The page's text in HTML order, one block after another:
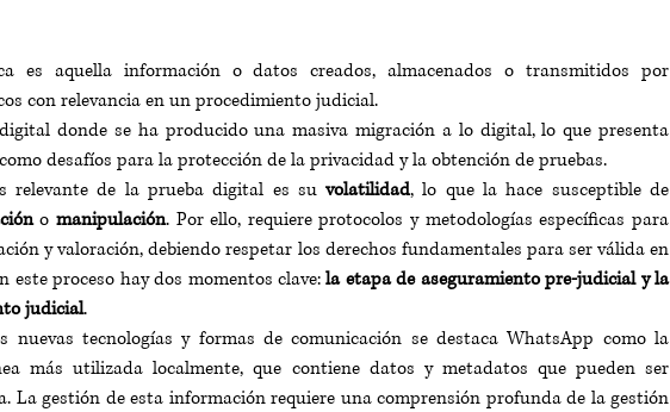
es aquella información o datos creados, almacenados o transmitidos por
con relevancia en un procedimiento judicial.
donde se ha producido una masiva migración a lo digital, lo que presenta
desafíos para la protección de la privacidad y la obtención de pruebas.
relevante de la prueba digital es su volatilidad
o manipulación. Por ello, requiere protocolos y metodologías específicas para
y valoración, debiendo respetar los derechos fundamentales para ser válida en
este proceso hay dos momentos clave: la etapa de aseguramiento pre-judicial y la
judicial.
nuevas tecnologías y formas de comunicación se destaca WhatsApp como la
más utilizada localmente, que contiene datos y metadatos que pueden ser
La gestión de esta información requiere una comprensión profunda de la gestión